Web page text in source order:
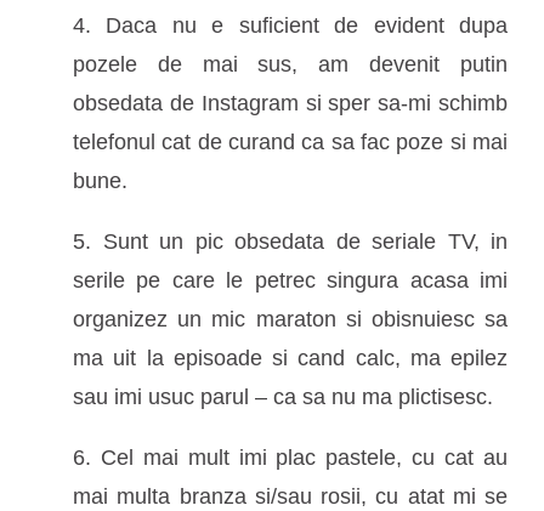
4. Daca nu e suficient de evident dupa
pozele de mai sus, am devenit putin
obsedata de Instagram si sper sa-mi schimb
telefonul cat de curand ca sa fac poze si mai
bune.
5. Sunt un pic obsedata de seriale TV, in
serile pe care le petrec singura acasa imi
organizez un mic maraton si obisnuiesc sa
ma uit la episoade si cand calc, ma epilez
sau imi usuc parul – ca sa nu ma plictisesc.
6. Cel mai mult imi plac pastele, cu cat au
mai multa branza si/sau rosii, cu atat mi se